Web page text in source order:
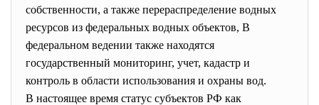
собственности, а также перераспределение водных
ресурсов из федеральных водных объектов, В
федеральном ведении также находятся
государственный мониторинг, учет, кадастр и
контроль в области использования и охраны вод.
В настоящее время статус субъектов РФ как